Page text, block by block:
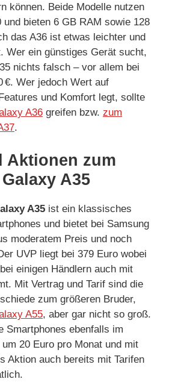
können. Beide Modelle nutzen
und bieten 6 GB RAM sowie 128
das A36 ist etwas leichter und
Wer ein günstiges Gerät sucht,
nichts falsch – vor allem bei
€. Wer jedoch Wert auf
und Komfort legt, sollte
A36 greifen bzw. zum
.
Aktionen zum
A35
A35 ist ein klassisches
und bietet bei Samsung
moderatem Preis und noch
UVP liegt bei 379 Euro wobei
einigen Händlern auch mit
Mit Vertrag und Tarif sind die
zum größeren Bruder,
A55, aber gar nicht so groß.
Smartphones ebenfalls im
20 Euro pro Monat und mit
Aktion auch bereits mit Tarifen